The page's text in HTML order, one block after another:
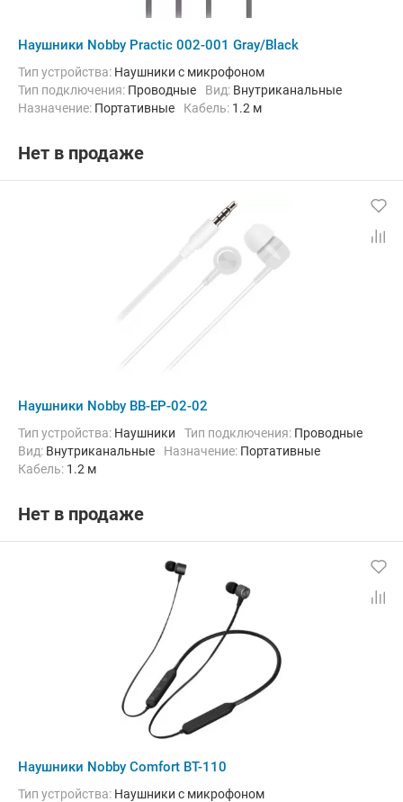
Наушники Nobby Practic 002-001 Gray/Black
Тип устройства: Наушники с микрофоном
Тип подключения: Проводные Вид: Внутриканальные
Назначение: Портативные кабель: 1.2 м
Нет в продаже
Наушники Nobby BB-EP-02-02
Тип устройства: Наушники Тип подключения: Проводные
Вид: Внутриканальные Назначение: Портативные
кабель: 1.2 м
Нет в продаже
Наушники Nobby Comfort BT-110
Тип устройства: Наушники с микрофоном